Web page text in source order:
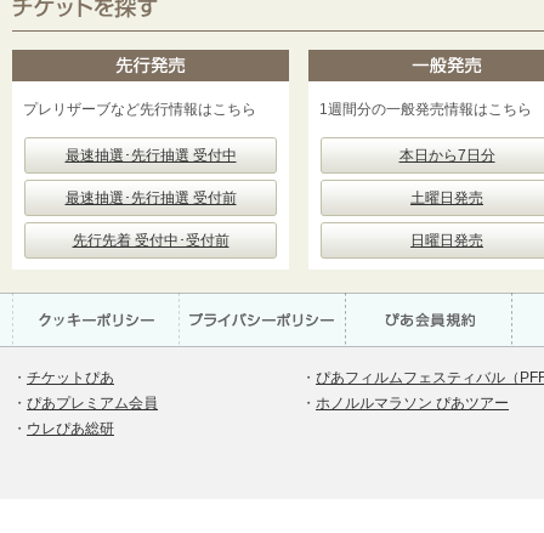
プレリザーブなど先行情報はこちら
最速抽選･先行抽選 受付中
最速抽選･先行抽選 受付前
先行先着 受付中･受付前
1週間分の一般発売情報はこちら
本日から7日分
土曜日発売
日曜日発売
・ チケットぴあ
・ ぴあプレミアム会員
・ ウレぴあ総研
・ ぴあフィルムフェスティバル（
・ ホノルルマラソン ぴあツアー